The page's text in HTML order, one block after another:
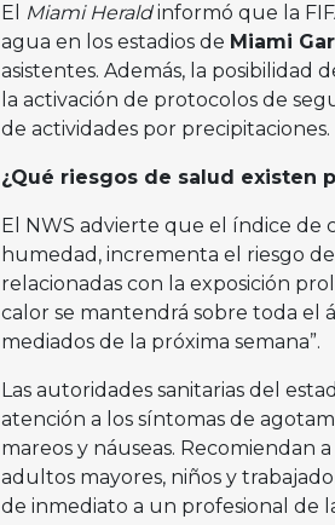
El Miami Heraldinformó que la
agua en los estadios de Miami
asistentes. Además, la posibilidad
la activación de protocolos de
de actividades por precipitaciones.
¿Qué riesgos de salud existen
El NWS advierte que el índice
humedad, incrementa el riesgo
relacionadas con la exposición
calor se mantendrá sobre toda el
mediados de la próxima semana”.
Las autoridades sanitarias del
atención a los síntomas de
mareos y náuseas. Recomiendan
adultos mayores, niños y
de inmediato a un profesional de